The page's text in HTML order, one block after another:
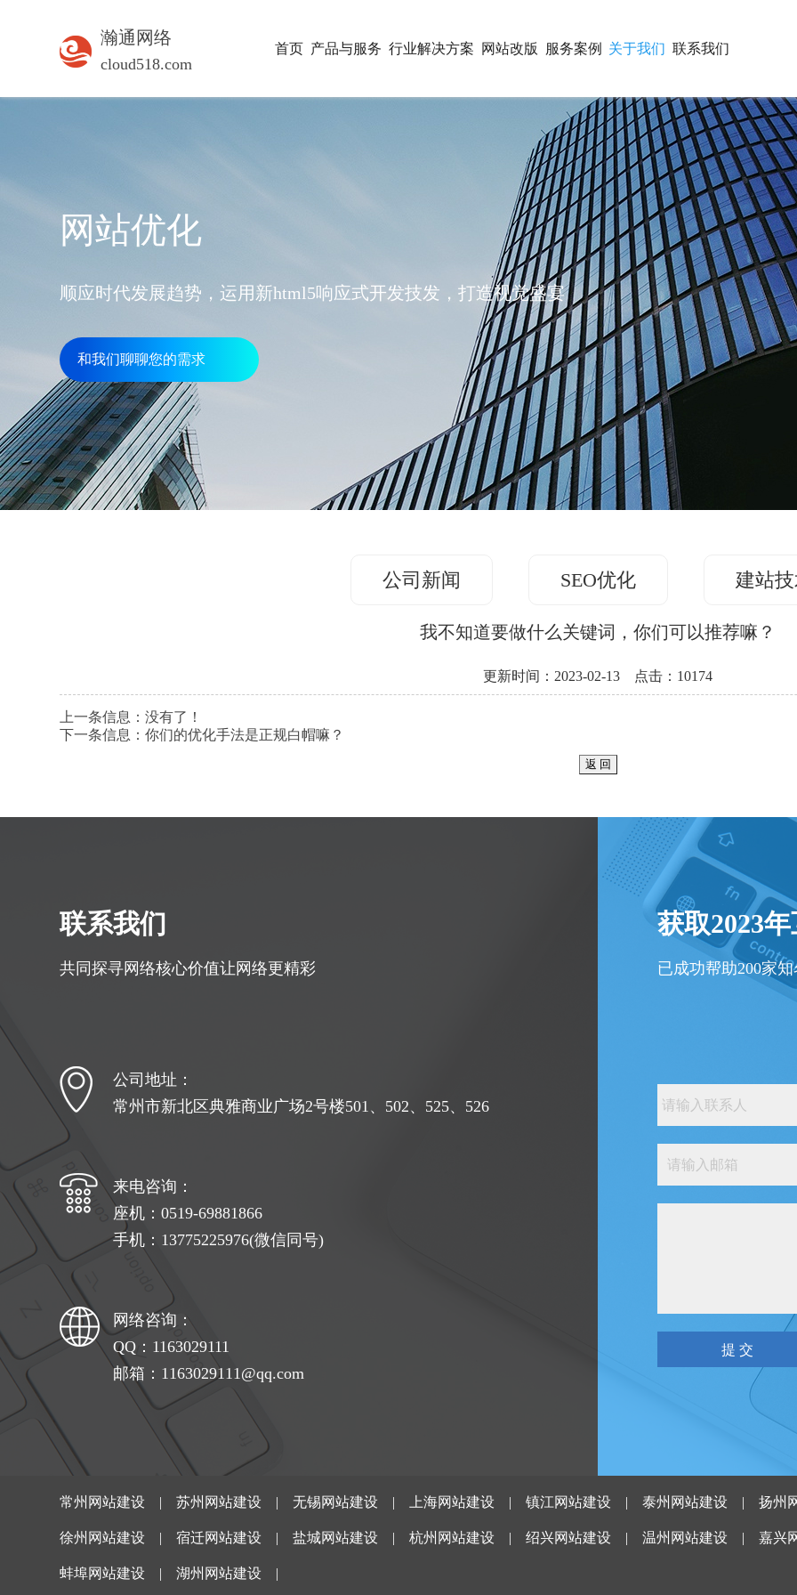
瀚通网络
cloud518.com
首页 产品与服务 行业解决方案 网站改版 服务案例 关于我们 联系我们
网站优化
顺应时代发展趋势，运用新html5响应式开发技发，打造视觉盛宴
和我们聊聊您的需求
公司新闻 SEO优化 建站
我不知道要做什么关键词，你们可以推荐嘛？
更新时间：2023-02-13 点击：10174
上一条信息：没有了！
下一条信息：你们的优化手法是正规白帽嘛？
联系我们
共同探寻网络核心价值让网络更精彩
公司地址：
常州市新北区典雅商业广场2号楼501、502、525、526
来电咨询：
座机：0519-69881866
手机：13775225976(微信同号)
网络咨询：
QQ：1163029111
邮箱：1163029111@qq.com
获取2023
已成功帮助200家
常州网站建设 |苏州网站建设 |无锡网站建设 | 上海网站建设 |镇江网站建设 |泰州网站建设 |扬州
徐州网站建设 |宿迁网站建设 |盐城网站建设 |杭州网站建设 |绍兴网站建设 |温州网站建设 |嘉兴
蚌埠网站建设 |湖州网站建设 |